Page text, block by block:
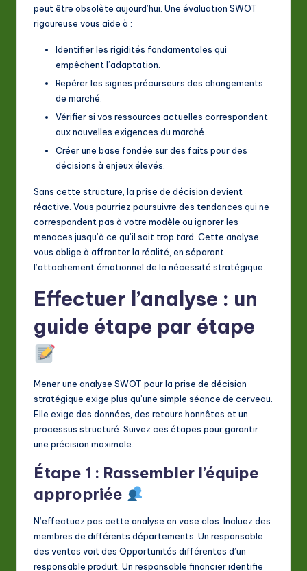
peut être obsolète aujourd’hui. Une évaluation SWOT
rigoureuse vous aide à :
Identifier les rigidités fondamentales qui
empêchent l’adaptation.
Repérer les signes précurseurs des changements
de marché.
Vérifier si vos ressources actuelles correspondent
aux nouvelles exigences du marché.
Créer une base fondée sur des faits pour des
décisions à enjeux élevés.
Sans cette structure, la prise de décision devient
réactive. Vous pourriez poursuivre des tendances qui ne
correspondent pas à votre modèle ou ignorer les
menaces jusqu’à ce qu’il soit trop tard. Cette analyse
vous oblige à affronter la réalité, en séparant
l’attachement émotionnel de la nécessité stratégique.
Effectuer l’analyse : un
guide étape par étape
Mener une analyse SWOT pour la prise de décision
stratégique exige plus qu’une simple séance de cerveau.
Elle exige des données, des retours honnêtes et un
processus structuré. Suivez ces étapes pour garantir
une précision maximale.
Étape 1 : Rassembler l’équipe
appropriée
N’effectuez pas cette analyse en vase clos. Incluez des
membres de différents départements. Un responsable
des ventes voit des Opportunités différentes d’un
responsable produit. Un responsable financier identifie